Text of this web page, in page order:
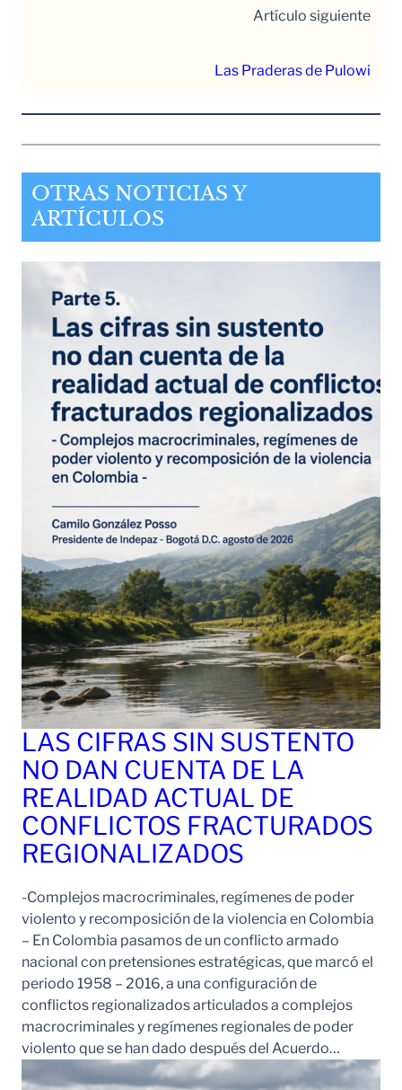
Artículo siguiente
Las Praderas de Pulowi
OTRAS NOTICIAS Y
ARTÍCULOS
LAS CIFRAS SIN SUSTENTO
NO DAN CUENTA DE LA
REALIDAD ACTUAL DE
CONFLICTOS FRACTURADOS
REGIONALIZADOS
-Complejos macrocriminales, regímenes de poder
violento y recomposición de la violencia en Colombia
– En Colombia pasamos de un conflicto armado
nacional con pretensiones estratégicas, que marcó el
periodo 1958 – 2016, a una configuración de
conflictos regionalizados articulados a complejos
macrocriminales y regímenes regionales de poder
violento que se han dado después del Acuerdo…